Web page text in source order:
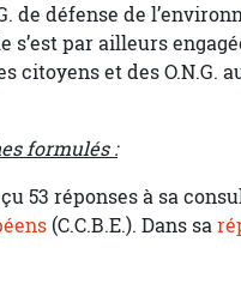
de défense de
s’est par ailleurs
citoyens et des
formulés :
53 réponses à sa
(C.C.B.E.). Dans sa